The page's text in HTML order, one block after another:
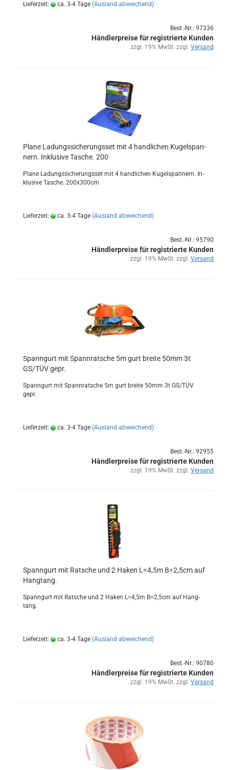
Lieferzeit: ca. 3-4 Tage (Ausland abweichend)
Best.-Nr.: 97336
Händlerpreise für registrierte Kunden
zzgl. 19% MwSt. zzgl. Versand
Plane La­dungs­si­che­rungs­set mit 4 hand­li­chen Ku­gel­span­
nern. In­klu­si­ve Ta­sche. 200
Plane La­dungs­si­che­rungs­set mit 4 hand­li­chen Ku­gel­span­nern. In­
klu­si­ve Ta­sche. 200x300cm
Lieferzeit: ca. 3-4 Tage (Ausland abweichend)
Best.-Nr.: 95790
Händlerpreise für registrierte Kunden
zzgl. 19% MwSt. zzgl. Versand
Spann­gurt mit Spann­rat­sche 5m gurt brei­te 50mm 3t
GS/TÜV gepr.
Spann­gurt mit Spann­rat­sche 5m gurt brei­te 50mm 3t GS/TÜV
gepr.
Lieferzeit: ca. 3-4 Tage (Ausland abweichend)
Best.-Nr.: 92955
Händlerpreise für registrierte Kunden
zzgl. 19% MwSt. zzgl. Versand
Spann­gurt mit Rat­sche und 2 Haken L=4,5m B=2,5cm auf
Hang­tang.
Spann­gurt mit Rat­sche und 2 Haken L=4,5m B=2,5cm auf Hang­
tang.
Lieferzeit: ca. 3-4 Tage (Ausland abweichend)
Best.-Nr.: 90780
Händlerpreise für registrierte Kunden
zzgl. 19% MwSt. zzgl. Versand